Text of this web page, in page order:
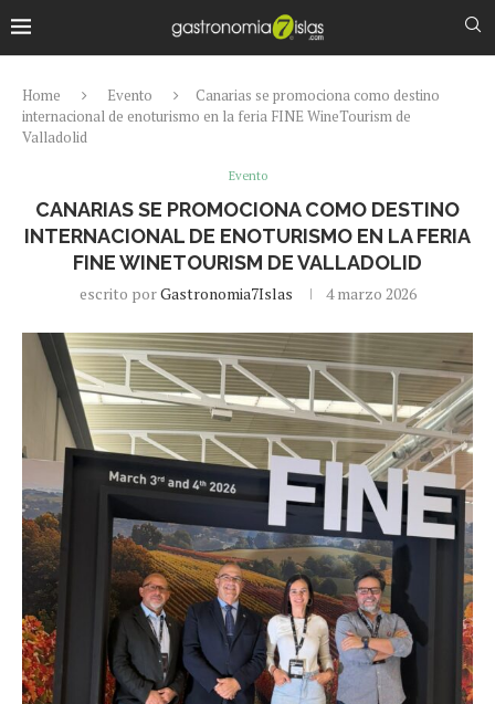
Home Evento
Canarias se promociona como destino
internacional de enoturismo en la feria FINE WineTourism de
Valladolid
Evento
CANARIAS SE PROMOCIONA COMO DESTINO
INTERNACIONAL DE ENOTURISMO EN LA FERIA
FINE WINETOURISM DE VALLADOLID
escrito porGastronomia7Islas 4 marzo 2026